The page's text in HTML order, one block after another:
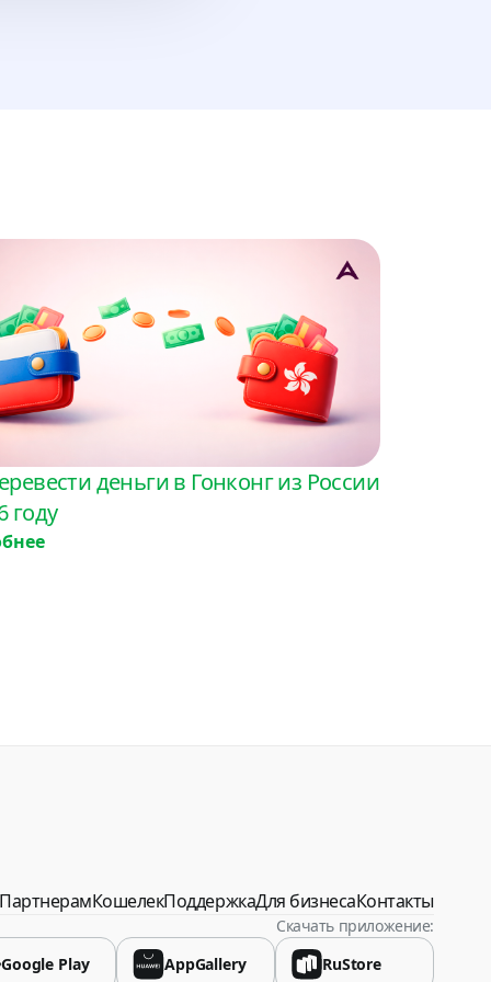
деньги в Гонконг из России
году
ПартнерамКошелекПоддержкаДля бизнесаКонтакты
Скачать приложение:
Google Play
AppGallery RuStore